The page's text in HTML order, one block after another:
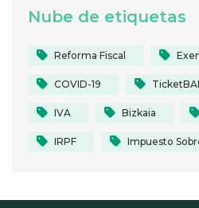
Nube de etiquetas
Reforma Fiscal
COVID-19 TicketBAI
IVA Bizkaia
IRPF Impuesto